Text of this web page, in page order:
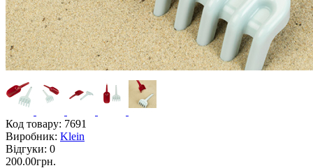
Код товару: 7691
Виробник: Klein
Відгуки: 0
200.00грн.